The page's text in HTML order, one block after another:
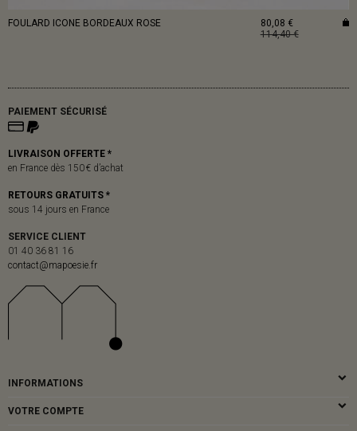
FOULARD ICONE BORDEAUX ROSE
80,08 €
114,40 €
PAIEMENT SÉCURISÉ
LIVRAISON OFFERTE *
en France dès 150 € d’achat
RETOURS GRATUITS *
sous 14 jours en France
SERVICE CLIENT
01 40 36 81 16
contact@mapoesie.fr
INFORMATIONS
VOTRE COMPTE